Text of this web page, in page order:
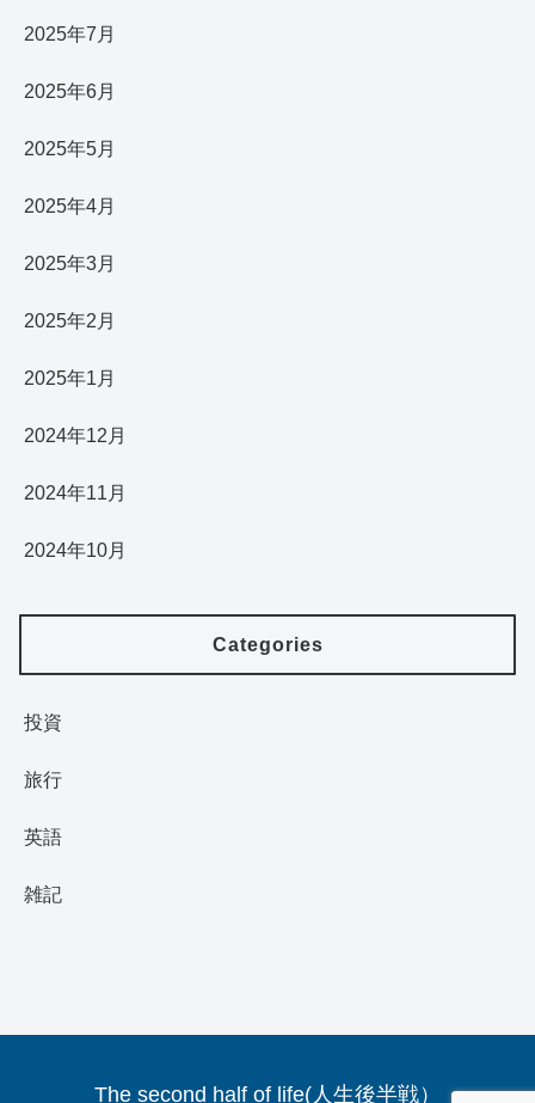
2025年7月
2025年6月
2025年5月
2025年4月
2025年3月
2025年2月
2025年1月
2024年12月
2024年11月
2024年10月
Categories
投資
旅行
英語
雑記
The second half of life(人生後半戦）